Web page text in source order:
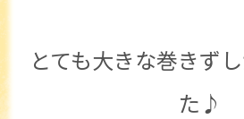
とても大きな巻きず
た♪